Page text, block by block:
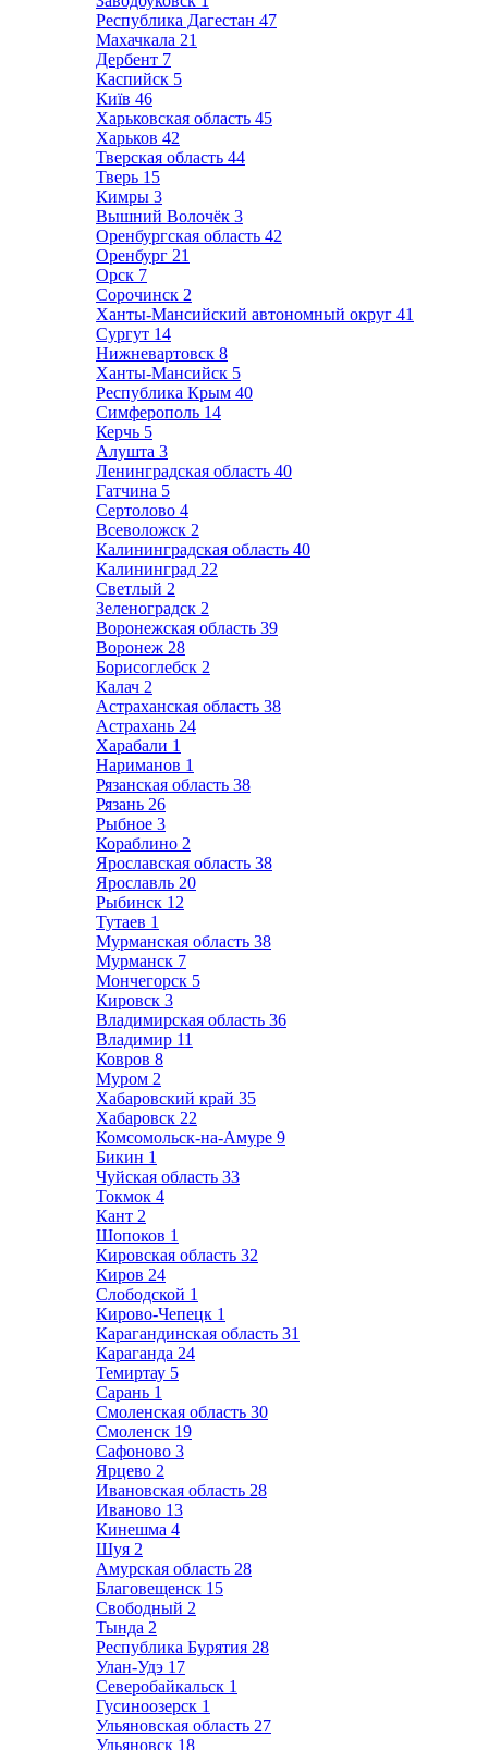
Республика Дагестан 47
Махачкала 21
Дербент 7
Каспийск 5
Київ 46
Харьковская область 45
Харьков 42
Тверская область 44
Тверь 15
Кимры 3
Вышний Волочёк 3
Оренбургская область 42
Оренбург 21
Орск 7
Сорочинск 2
Ханты-Мансийский автономный округ 41
Сургут 14
Нижневартовск 8
Ханты-Мансийск 5
Республика Крым 40
Симферополь 14
Керчь 5
Алушта 3
Ленинградская область 40
Гатчина 5
Сертолово 4
Всеволожск 2
Калининградская область 40
Калининград 22
Светлый 2
Зеленоградск 2
Воронежская область 39
Воронеж 28
Борисоглебск 2
Калач 2
Астраханская область 38
Астрахань 24
Харабали 1
Нариманов 1
Рязанская область 38
Рязань 26
Рыбное 3
Кораблино 2
Ярославская область 38
Ярославль 20
Рыбинск 12
Тутаев 1
Мурманская область 38
Мурманск 7
Мончегорск 5
Кировск 3
Владимирская область 36
Владимир 11
Ковров 8
Муром 2
Хабаровский край 35
Хабаровск 22
Комсомольск-на-Амуре 9
Бикин 1
Чуйская область 33
Токмок 4
Кант 2
Шопоков 1
Кировская область 32
Киров 24
Слободской 1
Кирово-Чепецк 1
Карагандинская область 31
Караганда 24
Темиртау 5
Сарань 1
Смоленская область 30
Смоленск 19
Сафоново 3
Ярцево 2
Ивановская область 28
Иваново 13
Кинешма 4
Шуя 2
Амурская область 28
Благовещенск 15
Свободный 2
Тында 2
Республика Бурятия 28
Улан-Удэ 17
Северобайкальск 1
Гусиноозерск 1
Ульяновская область 27
Ульяновск 18